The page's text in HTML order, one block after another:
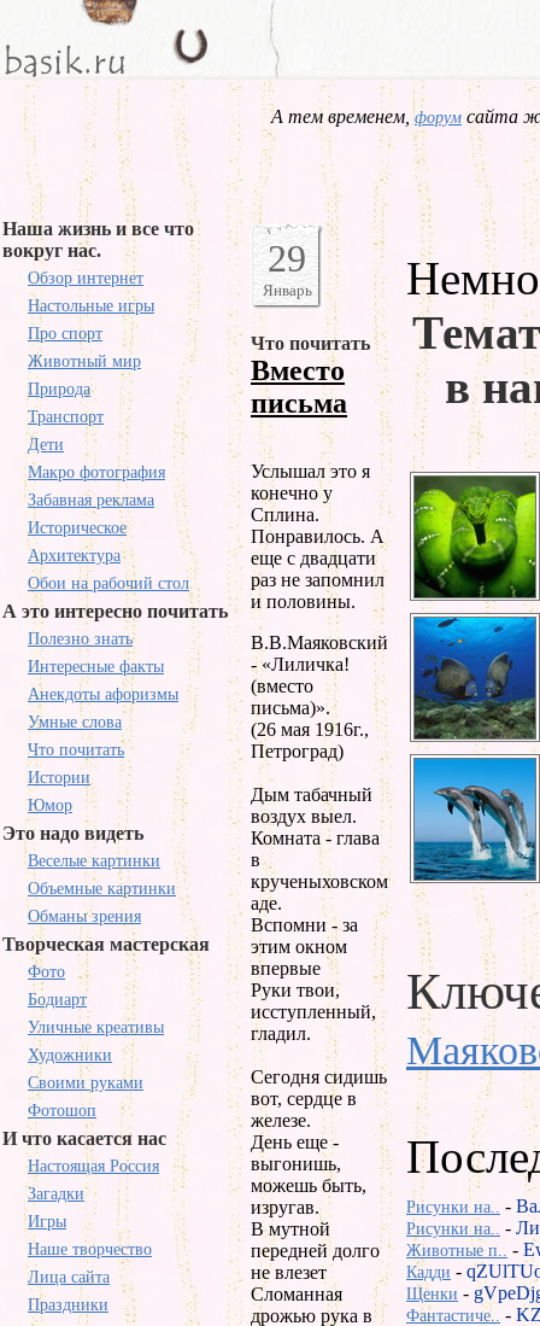
А тем временем,форум сайта
Наша жизнь и все что
вокруг нас.
Обзор интернет
Настольные игры
Про спорт
Животный мир
Природа
Транспорт
Дети
Макро фотография
Забавная реклама
Историческое
Архитектура
Обои на рабочий стол
А это интересно почитать
Полезно знать
Интересные факты
Анекдоты афоризмы
Умные слова
Что почитать
Истории
Юмор
Это надо видеть
Веселые картинки
Объемные картинки
Обманы зрения
Творческая мастерская
Фото
Бодиарт
Уличные креативы
Художники
Своими руками
Фотошоп
И что касается нас
Настоящая Россия
Загадки
Игры
Наше творчество
Лица сайта
Праздники
29
Январь
Что почитать
Вместо
письма
Услышал это я
конечно у
Сплина.
Понравилось. А
еще с двадцати
раз не запомнил
и половины.
В.В.Маяковский
- «Лиличка!
(вместо
письма)».
(26 мая 1916г.,
Петроград)
Дым табачный
воздух выел.
Комната - глава
в
крученыховском
аде.
Вспомни - за
этим окном
впервые
Руки твои,
исступленный,
гладил.
Сегодня сидишь
вот, сердце в
железе.
День еще -
выгонишь,
можешь быть,
изругав.
В мутной
передней долго
не влезет
Сломанная
дрожью рука в
в
Рисунки на.. -
Рисунки на.. -
Животные п.. -
Кадди -
Щенки -
Фантастиче.. -